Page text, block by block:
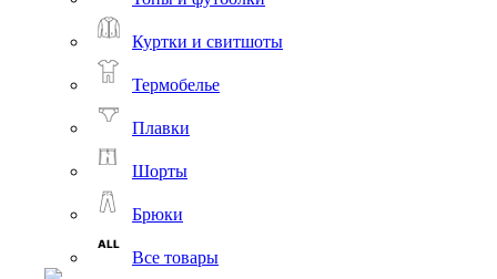
Куртки и свитшоты
Термобелье
Плавки
Шорты
Брюки
Все товары